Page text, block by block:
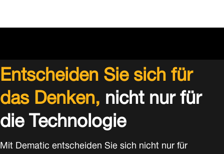
Entscheiden Sie sich für
das Denken,nicht nur für
die Technologie
Mit Dematic entscheiden Sie sich nicht nur für